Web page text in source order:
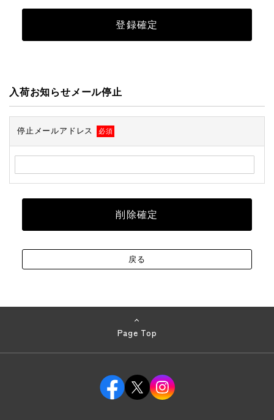
入荷お知らせメール停止
停止メールアドレス 必須
Page Top